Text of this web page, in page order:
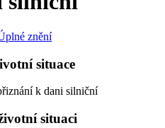
znění
situace
k dani silniční
situaci